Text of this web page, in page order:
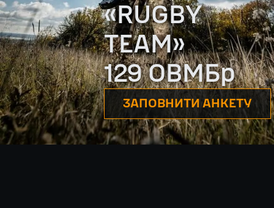
«RUGBY
TEAM»
129 ОВМБр
ЗАПОВНИТИ АНКЕТУ